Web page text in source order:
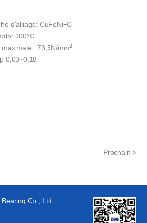
d'alliage: CuFeNi+C
600°C
maximale: 73,5N/mm2
0,03~0,18
Prochain >
Co., Ltd.